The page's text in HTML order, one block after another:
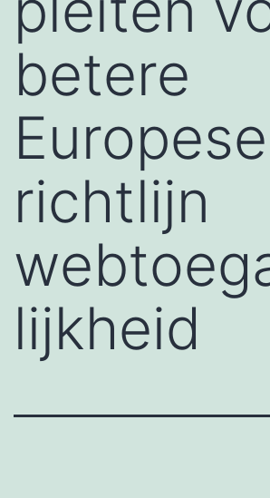
betere
Europese
richtlijn
lijkheid